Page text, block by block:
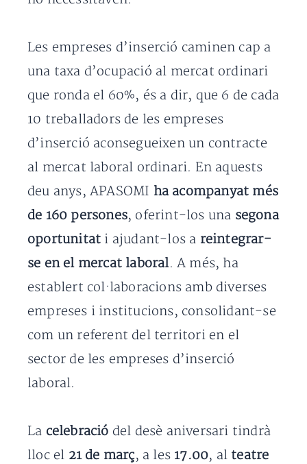
Les empreses d’inserció caminen cap a
una taxa d’ocupació al mercat ordinari
que ronda el 60%, és a dir, que 6 de cada
10 treballadors de les empreses
d’inserció aconsegueixen un contracte
al mercat laboral ordinari. En aquests
deu anys, APASOMI ha acompanyat més
de 160 persones, oferint-los una segona
oportunitat i ajudant-los a reintegrar-
se en el mercat laboral. A més, ha
establert col·laboracions amb diverses
empreses i institucions, consolidant-se
com un referent del territori en el
sector de les empreses d’inserció
laboral.
La celebració del desè aniversari tindrà
lloc el 21 de març, a les 17.00, al teatre